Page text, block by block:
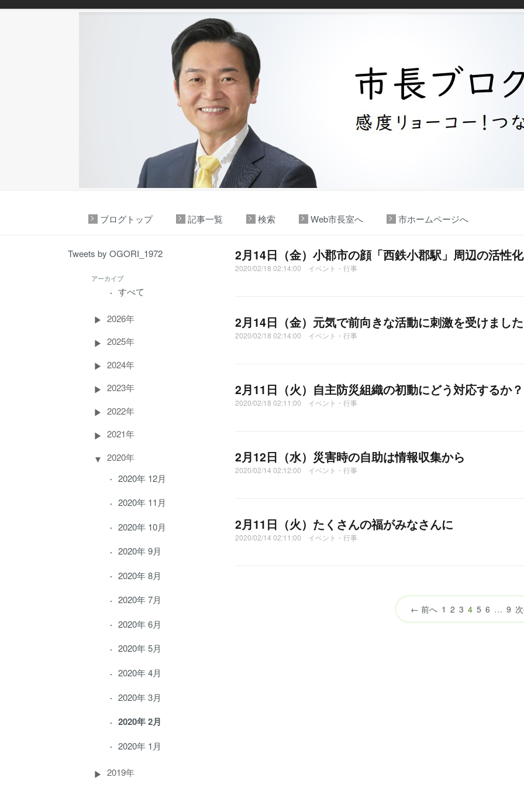
ブログトップ 記事一覧 検索 Web市長室へ 市ホームページへ
Tweets by OGORI_1972
アーカイブ
すべて
2026年
2025年
2024年
2023年
2022年
2021年
2020年
2020年 12月
2020年 11月
2020年 10月
2020年 9月
2020年 8月
2020年 7月
2020年 6月
2020年 5月
2020年 4月
2020年 3月
2020年 2月
2020年 1月
2019年
2月14日（金）小郡市の顔「西鉄小郡駅」周辺の活性
2020/02/18 02:14:00 イベント・行事
2月14日（金）元気で前向きな活動に刺激を受けました
2020/02/18 02:14:00 イベント・行事
2月11日（火）自主防災組織の初動にどう対応するか？
2020/02/18 02:11:00 イベント・行事
2月12日（水）災害時の自助は情報収集から
2020/02/14 02:12:00 イベント・行事
2月11日（火）たくさんの福がみなさんに
2020/02/14 02:11:00 イベント・行事
← 前へ 1 2 3 4（こ
の
5 6 … 9